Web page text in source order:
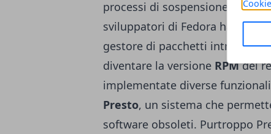
processi di sospensione e
sviluppatori di Fedora hanno
gestore di pacchetti introdotto
diventare la versione RPMdel
implementate diverse
Presto, un sistema che
software obsoleti. Purtroppo